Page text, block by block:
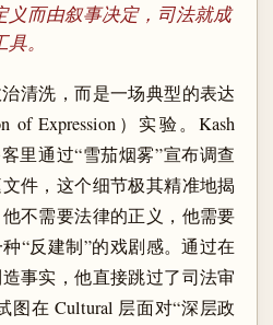
义而由叙事决定，司法就成
。
清洗，而是一场典型的表达
of Expression）实验。Kash
客里通过“雪茄烟雾”宣布调查
件，这个细节极其精准地揭
不需要法律的正义，他需要
“反建制”的戏剧感。通过在
事实，他直接跳过了司法审
图在 Cultural 层面对“深层政